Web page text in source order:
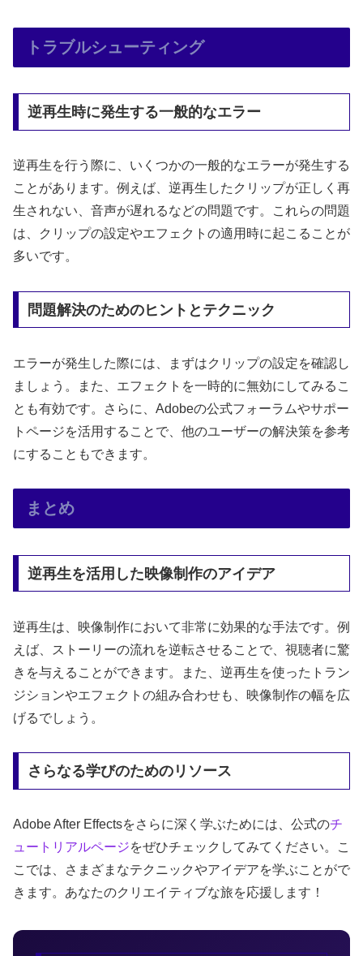
トラブルシューティング
逆再生時に発生する一般的なエラー
逆再生を行う際に、いくつかの一般的なエラーが発生する
ことがあります。例えば、逆再生したクリップが正しく再
生されない、音声が遅れるなどの問題です。これらの問題
は、クリップの設定やエフェクトの適用時に起こることが
多いです。
問題解決のためのヒントとテクニック
エラーが発生した際には、まずはクリップの設定を確認し
ましょう。また、エフェクトを一時的に無効にしてみるこ
とも有効です。さらに、Adobeの公式フォーラムやサポー
トページを活用することで、他のユーザーの解決策を参考
にすることもできます。
まとめ
逆再生を活用した映像制作のアイデア
逆再生は、映像制作において非常に効果的な手法です。例
えば、ストーリーの流れを逆転させることで、視聴者に驚
きを与えることができます。また、逆再生を使ったトラン
ジションやエフェクトの組み合わせも、映像制作の幅を広
げるでしょう。
さらなる学びのためのリソース
Adobe After Effectsをさらに深く学ぶためには、公式のチ
ュートリアルページをぜひチェックしてみてください。こ
こでは、さまざまなテクニックやアイデアを学ぶことがで
きます。あなたのクリエイティブな旅を応援します！